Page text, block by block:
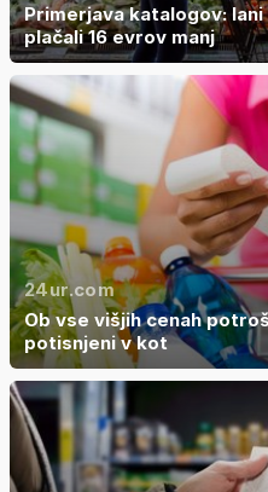
Primerjava katalogov:
plačali 16 evrov manj
24ur.com
Ob vse višjih cenah
potisnjeni v kot